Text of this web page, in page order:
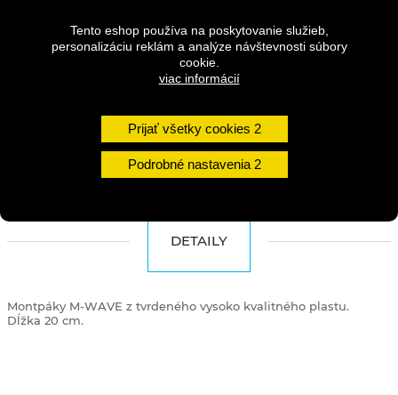
Tento eshop používa na poskytovanie služieb,
personalizáciu reklám a analýze návštevnosti súbory
cookie.
viac informácií
Prijať všetky cookies
Podrobné nastavenia
Dostupnosť: 2-5 dní
DO KOŠÍKA
DETAILY
Montpáky M-WAVE z tvrdeného vysoko kvalitného plastu.
Dĺžka 20 cm.